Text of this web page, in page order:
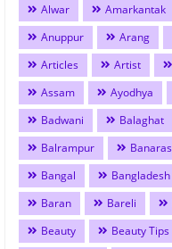
Alwar
Amarkantak
Anuppur
Arang
Articles
Artist
Assam
Ayodhya
Badwani
Balaghat
Balrampur
Banaras
Bangal
Bangladesh
Baran
Bareli
Beauty
Beauty Tips